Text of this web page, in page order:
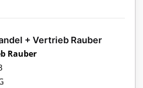
+ Vertrieb Rauber
Rauber